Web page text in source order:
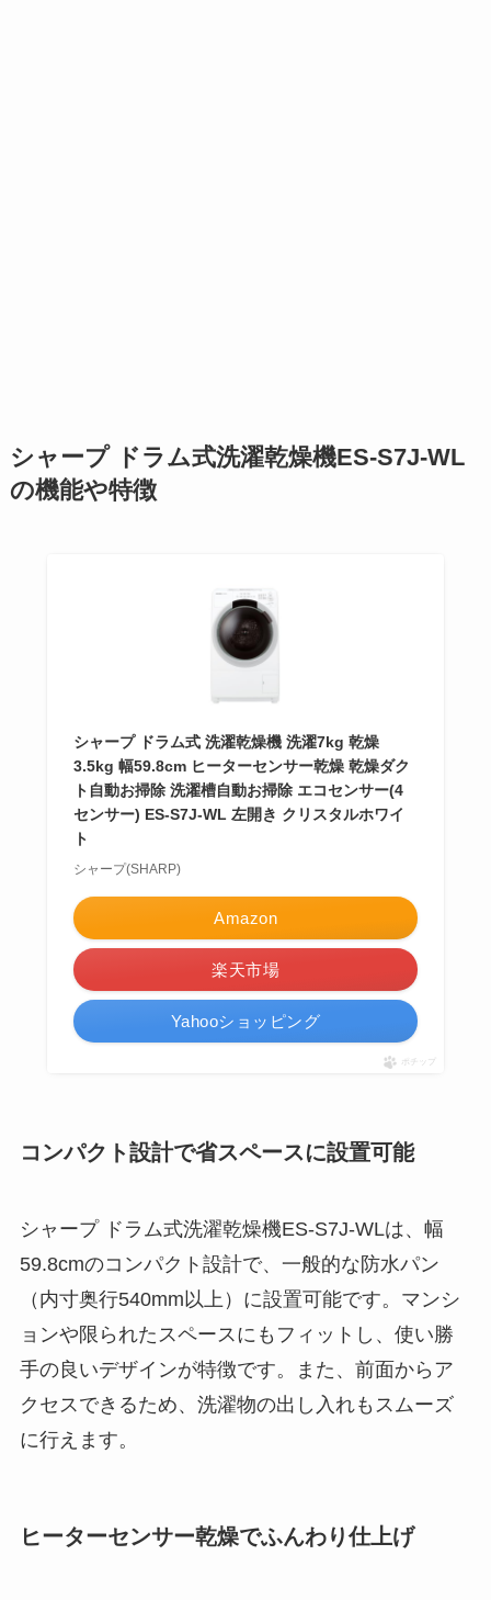
シャープ ドラム式洗濯乾燥機ES-S7J-WL
の機能や特徴
シャープ ドラム式 洗濯乾燥機 洗濯7kg 乾燥
3.5kg 幅59.8cm ヒーターセンサー乾燥 乾燥ダク
ト自動お掃除 洗濯槽自動お掃除 エコセンサー(4
センサー) ES-S7J-WL 左開き クリスタルホワイ
ト
シャープ(SHARP)
Amazon
楽天市場
Yahooショッピング
ポチップ
コンパクト設計で省スペースに設置可能
シャープ ドラム式洗濯乾燥機ES-S7J-WLは、幅
59.8cmのコンパクト設計で、一般的な防水パン
（内寸奥行540mm以上）に設置可能です。マンシ
ョンや限られたスペースにもフィットし、使い勝
手の良いデザインが特徴です。また、前面からア
クセスできるため、洗濯物の出し入れもスムーズ
に行えます。
ヒーターセンサー乾燥でふんわり仕上げ